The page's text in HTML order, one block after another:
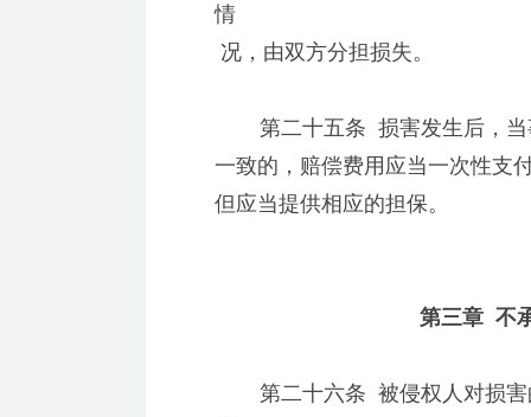
情
况，由双方分担损失。
第二十五条 损害发生后，当
一致的，赔偿费用应当一次性支
但应当提供相应的担保。
第三章 不承
第二十六条 被侵权人对损害